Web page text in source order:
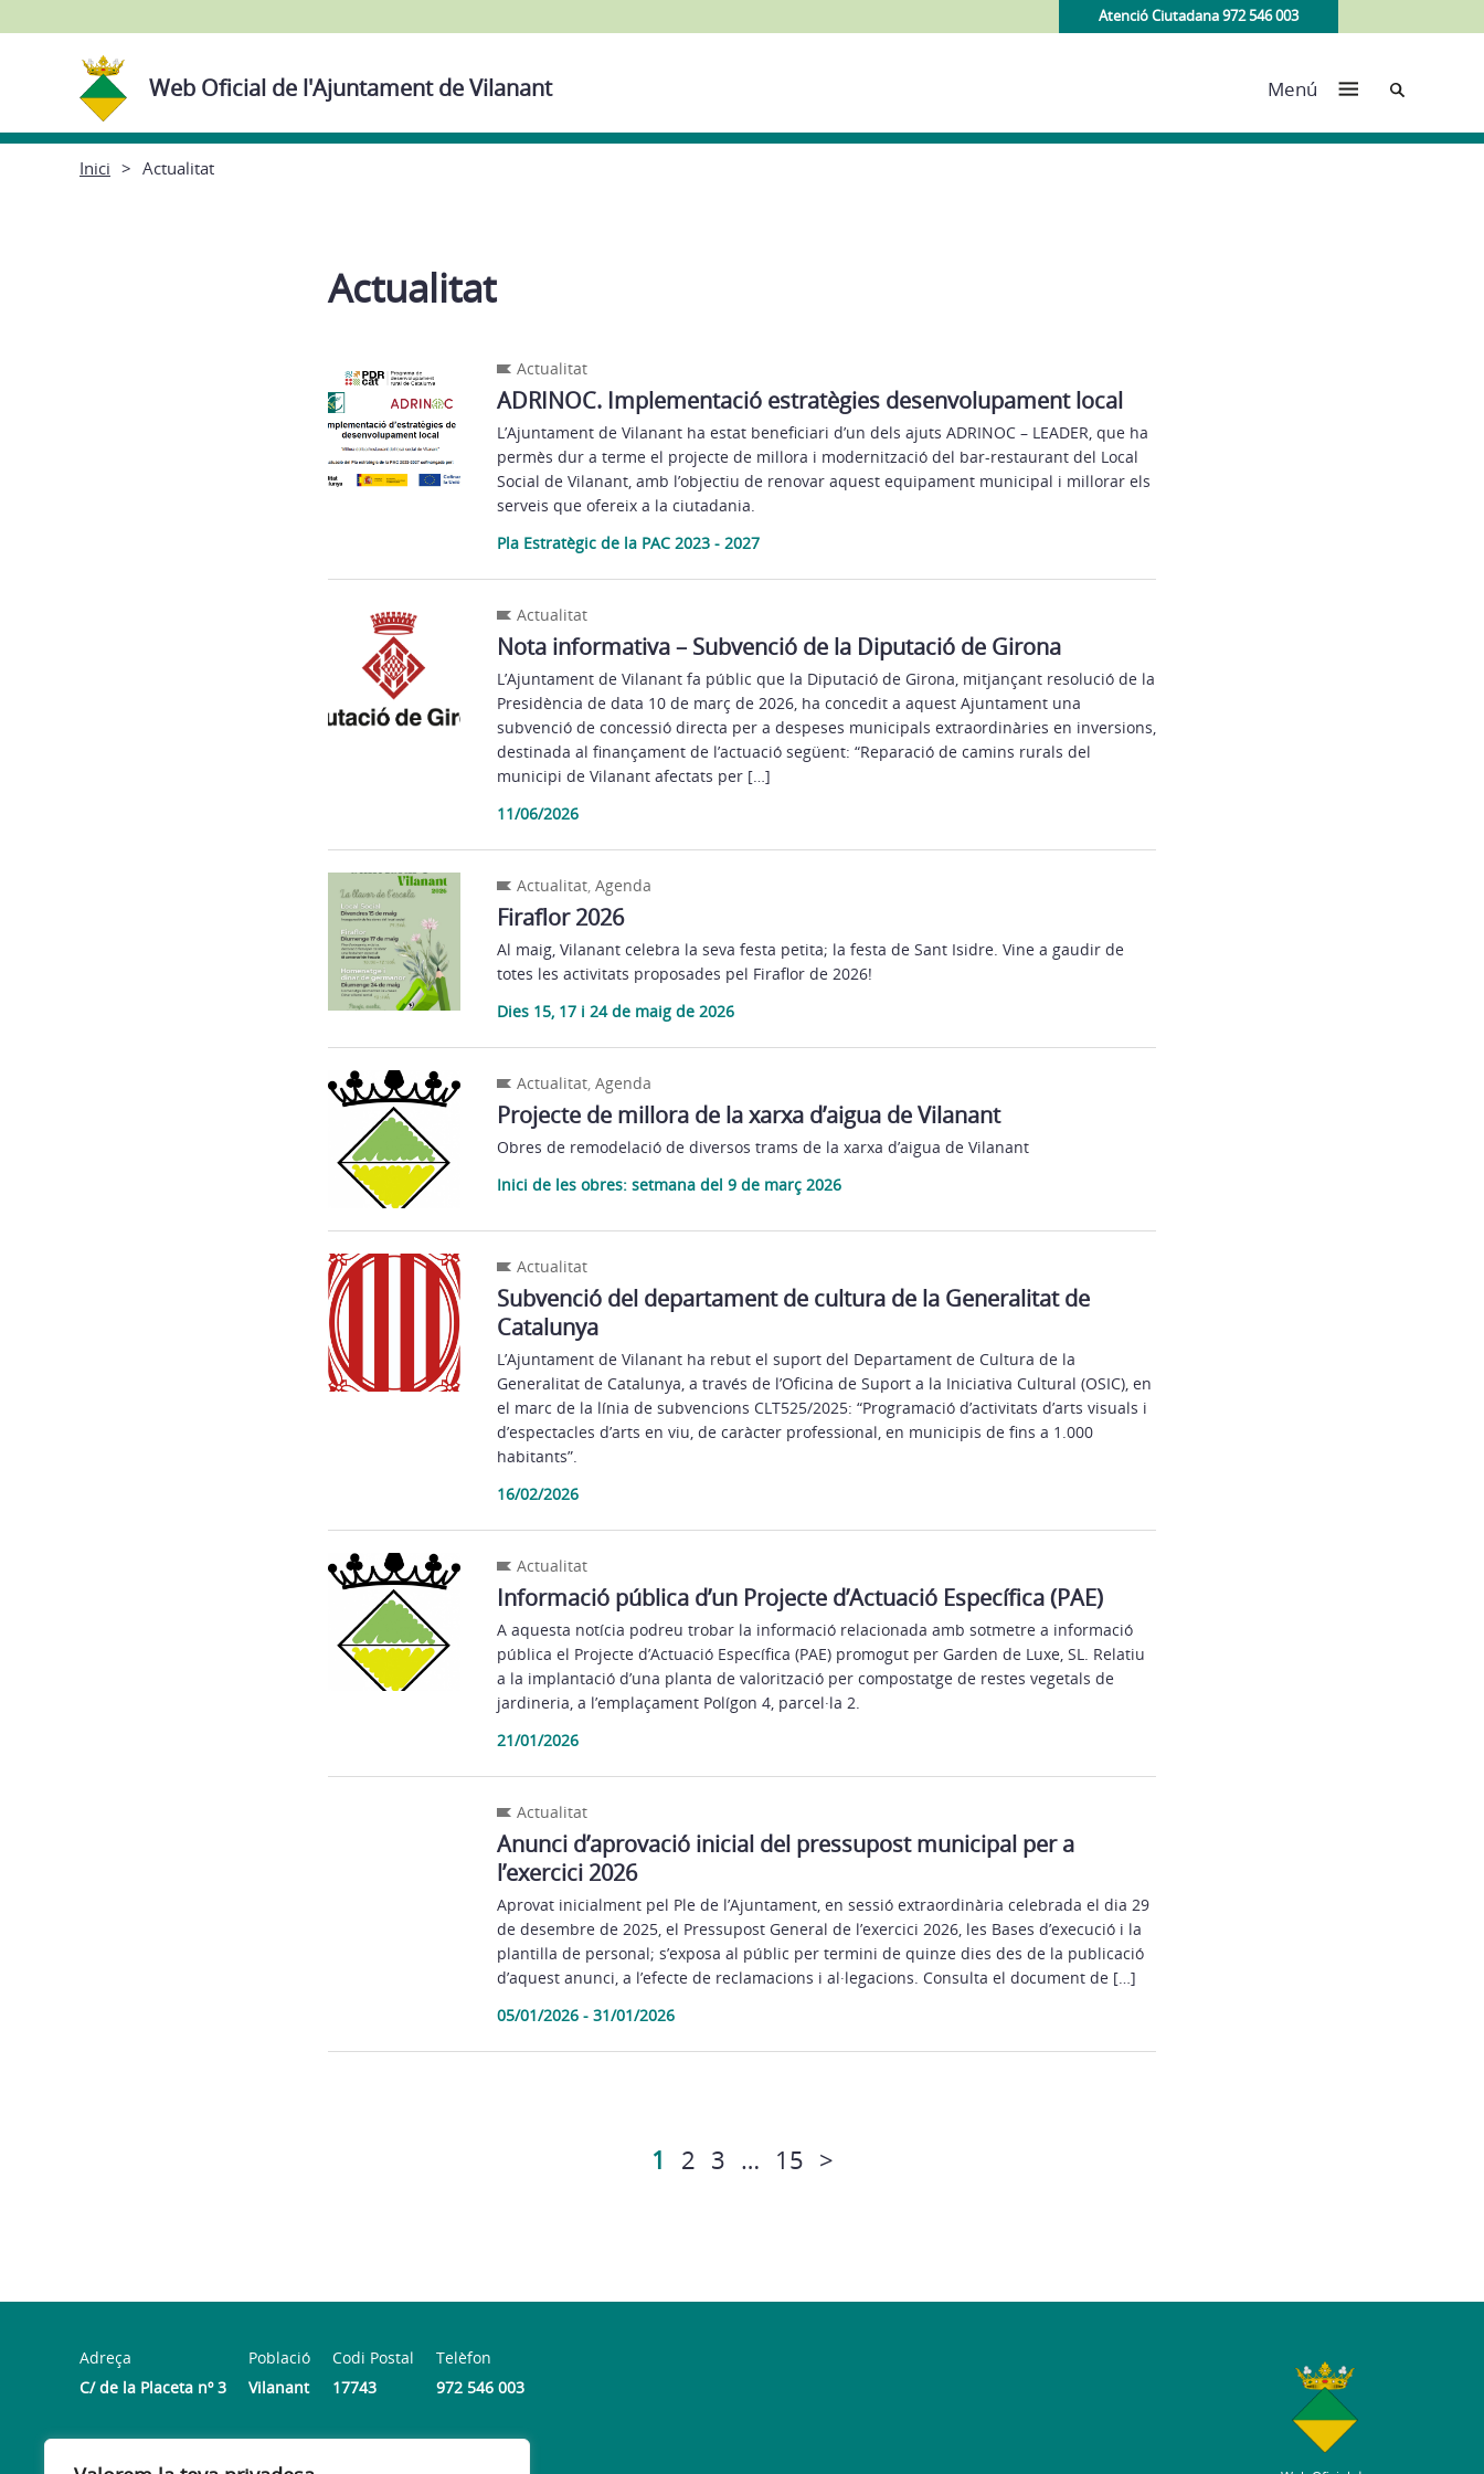
Atenció Ciutadana 972 546 003
Web Oficial de l'Ajuntament de Vilanant Menú Cerca
Inici Actualitat
Actualitat
Actualitat
ADRINOC. Implementació estratègies desenvolupament local
L’Ajuntament de Vilanant ha estat beneficiari d’un dels ajuts ADRINOC – LEADER, que ha
permès dur a terme el projecte de millora i modernització del bar-restaurant del Local
Social de Vilanant, amb l’objectiu de renovar aquest equipament municipal i millorar els
serveis que ofereix a la ciutadania.
Pla Estratègic de la PAC 2023 - 2027
Actualitat
Nota informativa – Subvenció de la Diputació de Girona
L’Ajuntament de Vilanant fa públic que la Diputació de Girona, mitjançant resolució de la
Presidència de data 10 de març de 2026, ha concedit a aquest Ajuntament una
subvenció de concessió directa per a despeses municipals extraordinàries en inversions,
destinada al finançament de l’actuació següent: “Reparació de camins rurals del
municipi de Vilanant afectats per […]
11/06/2026
Actualitat, Agenda
Firaflor 2026
Al maig, Vilanant celebra la seva festa petita; la festa de Sant Isidre. Vine a gaudir de
totes les activitats proposades pel Firaflor de 2026!
Dies 15, 17 i 24 de maig de 2026
Actualitat, Agenda
Projecte de millora de la xarxa d’aigua de Vilanant
Obres de remodelació de diversos trams de la xarxa d’aigua de Vilanant
Inici de les obres: setmana del 9 de març 2026
Actualitat
Subvenció del departament de cultura de la Generalitat de
Catalunya
L’Ajuntament de Vilanant ha rebut el suport del Departament de Cultura de la
Generalitat de Catalunya, a través de l’Oficina de Suport a la Iniciativa Cultural (OSIC), en
el marc de la línia de subvencions CLT525/2025: “Programació d’activitats d’arts visuals i
d’espectacles d’arts en viu, de caràcter professional, en municipis de fins a 1.000
habitants”.
16/02/2026
Actualitat
Informació pública d’un Projecte d’Actuació Específica (PAE)
A aquesta notícia podreu trobar la informació relacionada amb sotmetre a informació
pública el Projecte d’Actuació Específica (PAE) promogut per Garden de Luxe, SL. Relatiu
a la implantació d’una planta de valorització per compostatge de restes vegetals de
jardineria, a l’emplaçament Polígon 4, parcel·la 2.
21/01/2026
Actualitat
Anunci d’aprovació inicial del pressupost municipal per a
l’exercici 2026
Aprovat inicialment pel Ple de l’Ajuntament, en sessió extraordinària celebrada el dia 29
de desembre de 2025, el Pressupost General de l’exercici 2026, les Bases d’execució i la
plantilla de personal; s’exposa al públic per termini de quinze dies des de la publicació
d’aquest anunci, a l’efecte de reclamacions i al·legacions. Consulta el document de […]
05/01/2026 - 31/01/2026
1 2 3 … 15 >
Adreça
C/ de la Placeta nº 3
Població
Vilanant
Codi Postal
17743
Telèfon
972 546 003